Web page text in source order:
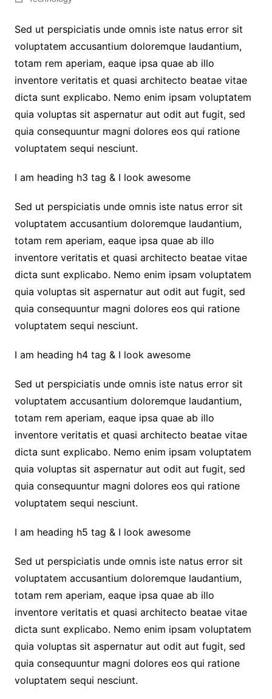
Sed ut perspiciatis unde omnis iste natus error sit
voluptatem accusantium doloremque laudantium,
totam rem aperiam, eaque ipsa quae ab illo
inventore veritatis et quasi architecto beatae vitae
dicta sunt explicabo. Nemo enim ipsam voluptatem
quia voluptas sit aspernatur aut odit aut fugit, sed
quia consequuntur magni dolores eos qui ratione
voluptatem sequi nesciunt.
I am heading h3 tag & I look awesome
Sed ut perspiciatis unde omnis iste natus error sit
voluptatem accusantium doloremque laudantium,
totam rem aperiam, eaque ipsa quae ab illo
inventore veritatis et quasi architecto beatae vitae
dicta sunt explicabo. Nemo enim ipsam voluptatem
quia voluptas sit aspernatur aut odit aut fugit, sed
quia consequuntur magni dolores eos qui ratione
voluptatem sequi nesciunt.
I am heading h4 tag & I look awesome
Sed ut perspiciatis unde omnis iste natus error sit
voluptatem accusantium doloremque laudantium,
totam rem aperiam, eaque ipsa quae ab illo
inventore veritatis et quasi architecto beatae vitae
dicta sunt explicabo. Nemo enim ipsam voluptatem
quia voluptas sit aspernatur aut odit aut fugit, sed
quia consequuntur magni dolores eos qui ratione
voluptatem sequi nesciunt.
I am heading h5 tag & I look awesome
Sed ut perspiciatis unde omnis iste natus error sit
voluptatem accusantium doloremque laudantium,
totam rem aperiam, eaque ipsa quae ab illo
inventore veritatis et quasi architecto beatae vitae
dicta sunt explicabo. Nemo enim ipsam voluptatem
quia voluptas sit aspernatur aut odit aut fugit, sed
quia consequuntur magni dolores eos qui ratione
voluptatem sequi nesciunt.